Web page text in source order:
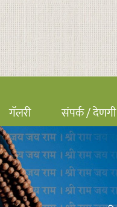
गॅलरी संपर्क / देणगी